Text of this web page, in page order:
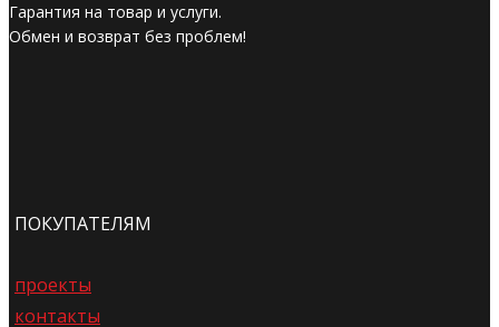
Гарантия на товар и услуги.
Обмен и возврат без проблем!
ПОКУПАТЕЛЯМ
проекты
контакты